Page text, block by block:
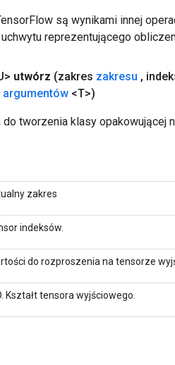
są wynikami innej
reprezentującego
utwórz (zakres zakresu ,
argumentów <T>)
tworzenia klasy opakowującej
zakres
indeksów.
do rozproszenia na tensorze
Kształt tensora wyjściowego.